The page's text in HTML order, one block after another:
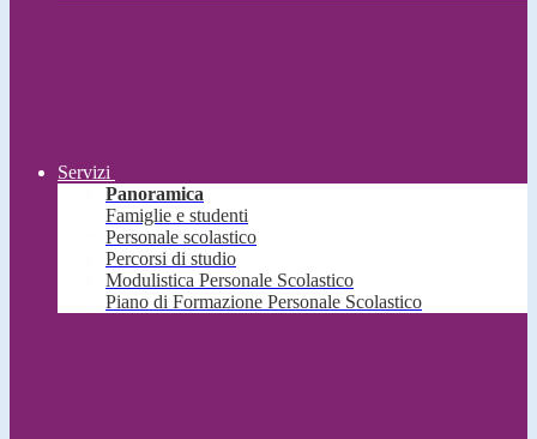
Servizi
Panoramica
Famiglie e studenti
Personale scolastico
Percorsi di studio
Modulistica Personale Scolastico
Piano di Formazione Personale Scolastico